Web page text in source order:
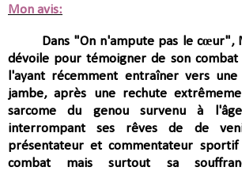
Mon avis:
Dans "On n'ampute pas le cœur",
dévoile pour témoigner de son combat
l'ayant récemment entraîner vers une
jambe, après une rechute
sarcome du genou survenu à
interrompant ses rêves de de
présentateur et commentateur
combat mais surtout sa